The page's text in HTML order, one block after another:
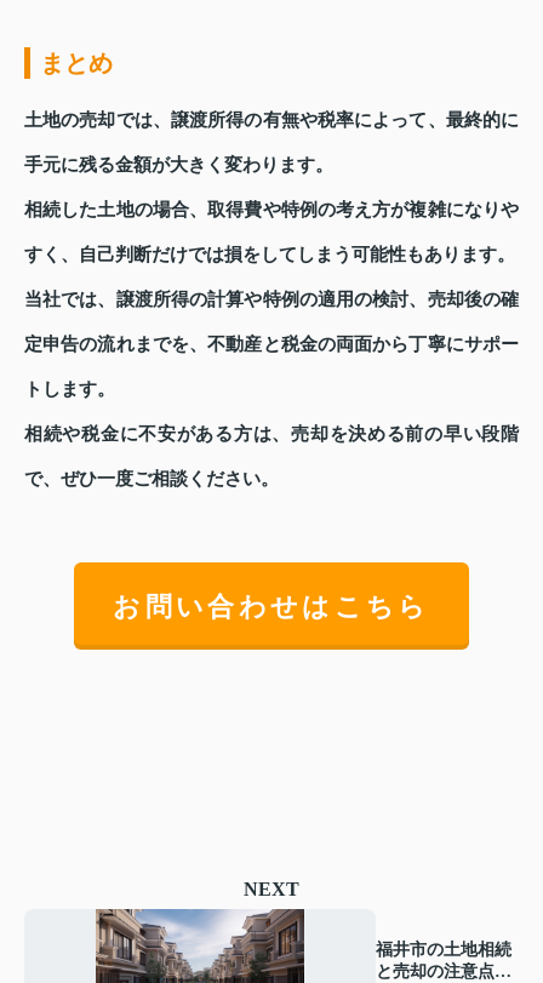
まとめ
土地の売却では、譲渡所得の有無や税率によって、最終的に
手元に残る金額が大きく変わります。
相続した土地の場合、取得費や特例の考え方が複雑になりや
すく、自己判断だけでは損をしてしまう可能性もあります。
当社では、譲渡所得の計算や特例の適用の検討、売却後の確
定申告の流れまでを、不動産と税金の両面から丁寧にサポー
トします。
相続や税金に不安がある方は、売却を決める前の早い段階
で、ぜひ一度ご相談ください。
お問い合わせはこちら
NEXT
福井市の土地相続
と売却の注意点